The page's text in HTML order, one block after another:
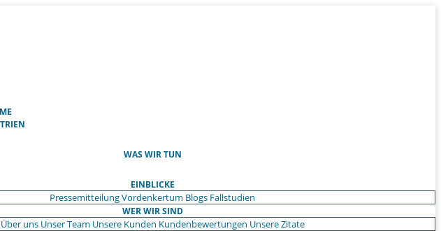
WAS WIR TUN
EINBLICKE
PressemitteilungVordenkertum Blogs Fallstudien
WER WIR SIND
Über uns Unser Team Unsere Kunden Kundenbewertungen Unsere Zitate